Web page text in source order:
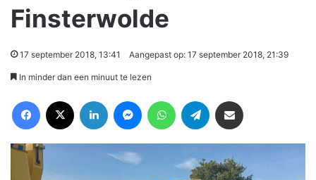
Finsterwolde
17 september 2018, 13:41 Aangepast op: 17 september 2018, 21:39
In minder dan een minuut te lezen